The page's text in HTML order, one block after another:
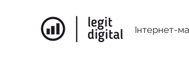
Інтернет-